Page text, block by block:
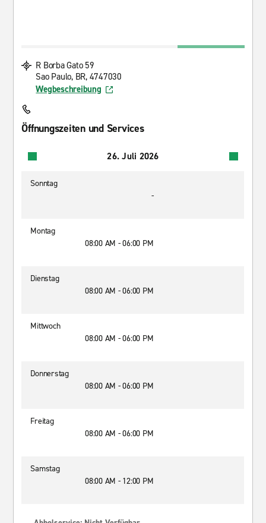
R Borba Gato 59
Sao Paulo, BR, 4747030
Wegbeschreibung
Öffnungszeiten und Services
26. Juli 2026
Sonntag
-
Montag
08:00 AM - 06:00 PM
Dienstag
08:00 AM - 06:00 PM
Mittwoch
08:00 AM - 06:00 PM
Donnerstag
08:00 AM - 06:00 PM
Freitag
08:00 AM - 06:00 PM
Samstag
08:00 AM - 12:00 PM